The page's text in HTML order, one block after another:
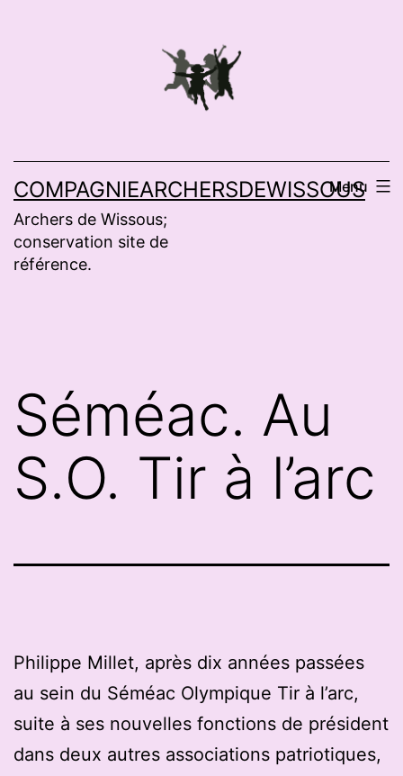
COMPAGNIEARCHERSDEWISSOUS
Archers de Wissous;
conservation site de
référence.
Menu
Séméac. Au
S.O. Tir à l’arc
Philippe Millet, après dix années passées
au sein du Séméac Olympique Tir à l’arc,
suite à ses nouvelles fonctions de président
dans deux autres associations patriotiques,